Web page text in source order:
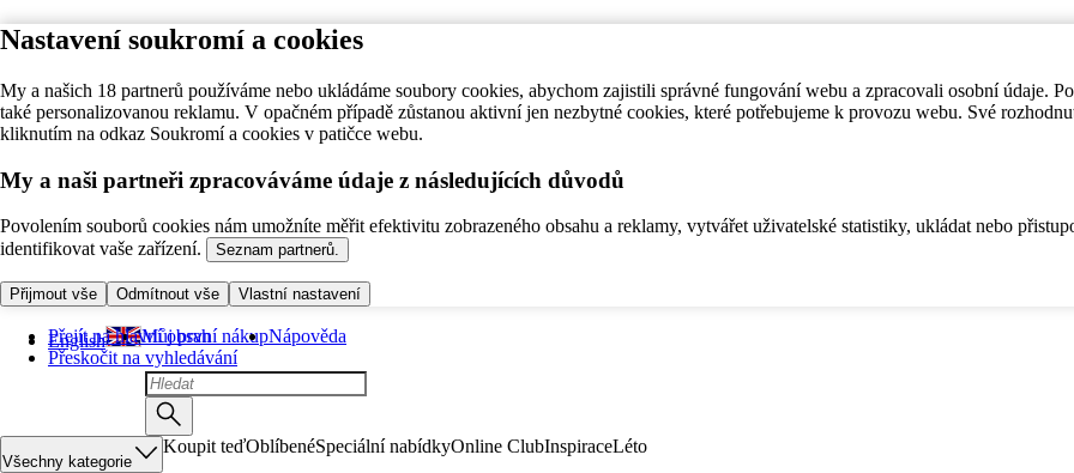
Nastavení soukromí a cookies
My a našich 18 partnerů používáme nebo ukládáme soubory cookies, abychom zajistili správné fungování webu a zpracovali osobní údaje.
také personalizovanou reklamu. V opačném případě zůstanou aktivní jen nezbytné cookies, které potřebujeme k provozu webu. Své
kliknutím na odkaz Soukromí a cookies v patičce webu.
My a naši partneři zpracováváme údaje z následujících důvodů
Povolením souborů cookies nám umožníte měřit efektivitu zobrazeného obsahu a reklamy, vytvářet uživatelské statistiky, ukládat nebo
identifikovat vaše zařízení.
Seznam partnerů.
Přijmout vše Odmítnout vše Vlastní nastavení
Přejít na hlavní obsah
Přeskočit na vyhledávání
English Můj první nákupNápověda
Všechny kategorie
Koupit teďOblíbenéSpeciální nabídkyOnline ClubInspiraceLéto